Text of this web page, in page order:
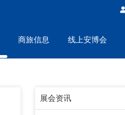
商旅信息 线上安博会
展会资讯